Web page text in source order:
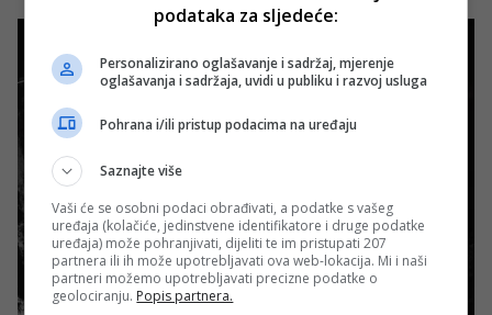
podataka za sljedeće:
Personalizirano oglašavanje i sadržaj, mjerenje
oglašavanja i sadržaja, uvidi u publiku i razvoj usluga
Pohrana i/ili pristup podacima na uređaju
Saznajte više
Vaši će se osobni podaci obrađivati, a podatke s vašeg
uređaja (kolačiće, jedinstvene identifikatore i druge podatke
uređaja) može pohranjivati, dijeliti te im pristupati 207
partnera ili ih može upotrebljavati ova web-lokacija. Mi i naši
partneri možemo upotrebljavati precizne podatke o
geolociranju. Popis partnera.